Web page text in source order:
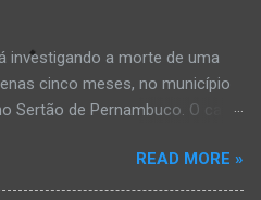
investigando a morte de uma
cinco meses, no município
Sertão de Pernambuco. O caso
A PM diz que, na segunda-
para verificar uma
READ MORE »